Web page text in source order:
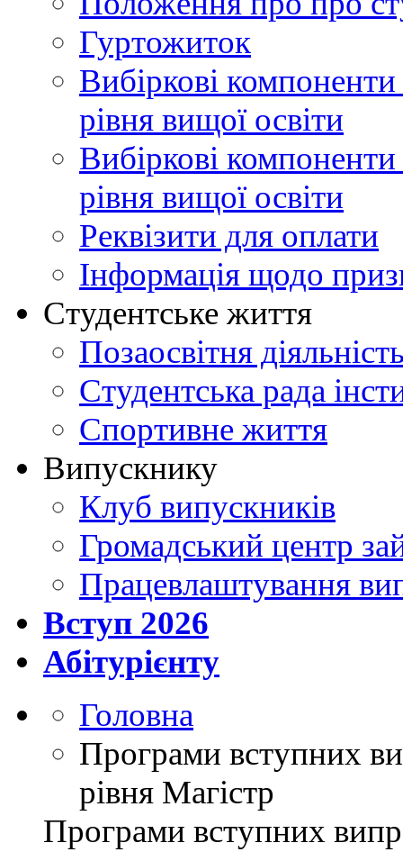
Гуртожиток
Вибіркові
рівня вищої освіти
Вибіркові
рівня вищої освіти
Реквізити для оплати
Інформація щодо
Студентське життя
Позаосвітня
Студентська рада
Спортивне життя
Випускнику
Клуб випускників
Громадський центр
Працевлаштування
Вступ 2026
Абітурієнту
Головна
Програми вступних
рівня Магістр
Програми вступних